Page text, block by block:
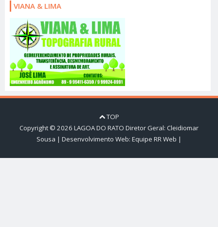
VIANA & LIMA
TOP
Copyright © 2026 LAGOA DO RATO Diretor Geral: Cleidiomar
Sousa | Desenvolvimento Web: Equipe RR Web |